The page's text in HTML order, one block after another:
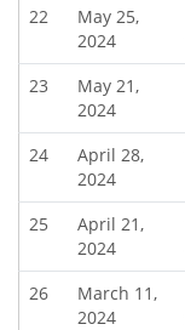
22
May 25,
2024
23
May 21,
2024
24
April 28,
2024
25
April 21,
2024
26
March 11,
2024